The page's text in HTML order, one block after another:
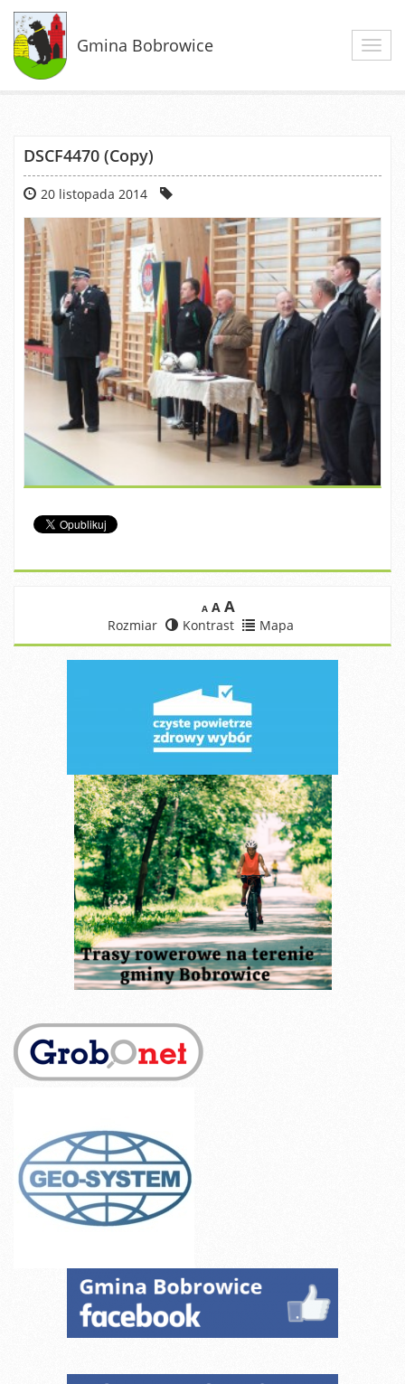
Gmina Bobrowice
DSCF4470 (Copy)
20 listopada 2014
A A A
Rozmiar Kontrast Mapa